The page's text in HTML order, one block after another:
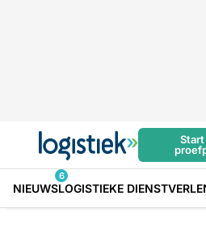
NIEUWS
6
LOGISTIEKE